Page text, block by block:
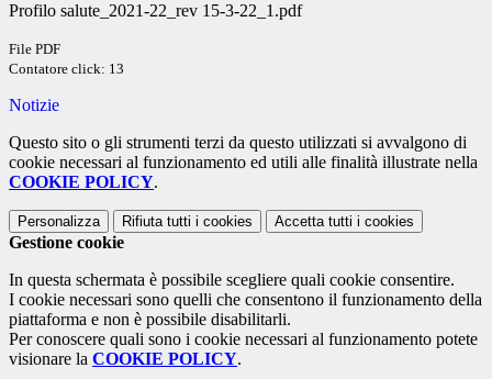
Profilo salute_2021-22_rev 15-3-22_1.pdf
File PDF
Contatore click: 13
Notizie
Questo sito o gli strumenti terzi da questo utilizzati si avvalgono di
cookie necessari al funzionamento ed utili alle finalità illustrate nella
COOKIE POLICY.
Personalizza Rifiuta tutti i cookies Accetta tutti i cookies
Gestione cookie
In questa schermata è possibile scegliere quali cookie consentire.
I cookie necessari sono quelli che consentono il funzionamento della
piattaforma e non è possibile disabilitarli.
Per conoscere quali sono i cookie necessari al funzionamento potete
visionare la COOKIE POLICY.